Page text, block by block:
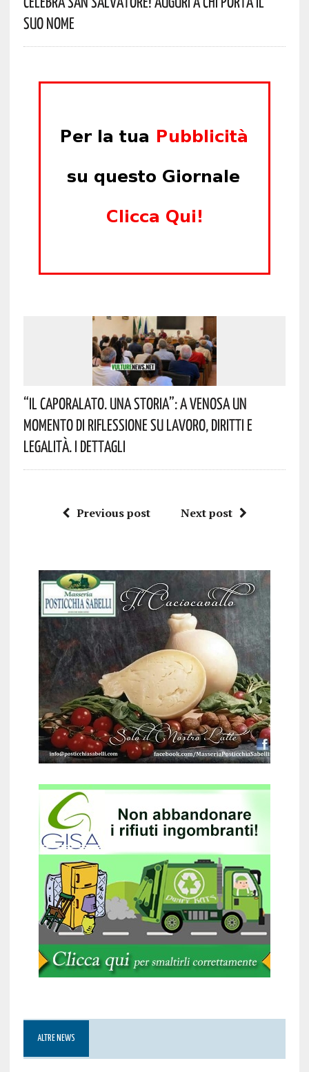
Suo Nome
“Il Caporalato. Una Storia”: A Venosa Un
Momento Di Riflessione Su Lavoro, Diritti E
Legalità. I Dettagli
Previous post Next post
ALTRE NEWS